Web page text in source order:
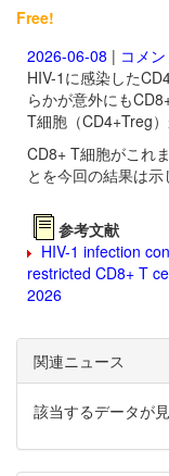
Free!
2026-06-08 | コメン
HIV-1に感染した
らかが意外にも
T細胞（CD4+Treg
CD8+ T細胞がこれ
とを今回の結果は示
参考文献
HIV-1 infection
restricted CD8+ T
2026
関連ニュース
該当するデータが